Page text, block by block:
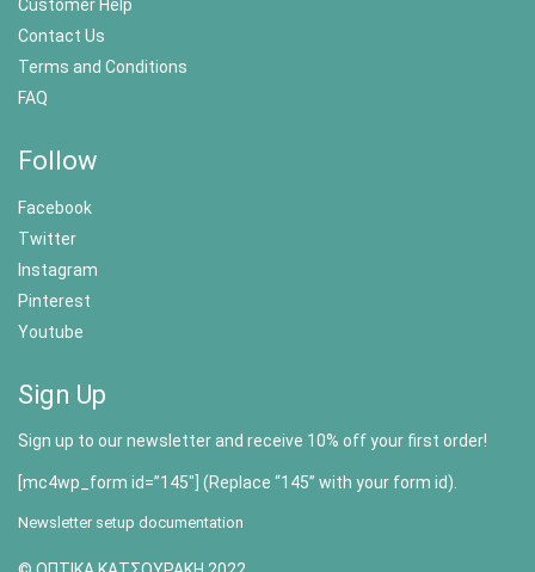
Customer Help
Contact Us
Terms and Conditions
FAQ
Follow
Facebook
Twitter
Instagram
Pinterest
Youtube
Sign Up
Sign up to our newsletter and receive 10% off your first order!
[mc4wp_form id=”145″] (Replace “145” with your form id).
Newsletter setup documentation